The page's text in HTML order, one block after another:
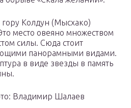
Колдун (Мысхако)
место овеяно множеством
силы. Сюда стоит
панорамными видами.
в виде звезды в память
Владимир Шалаев